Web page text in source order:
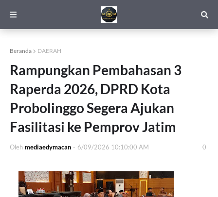
Beranda DAERAH
Rampungkan Pembahasan 3
Raperda 2026, DPRD Kota
Probolinggo Segera Ajukan
Fasilitasi ke Pemprov Jatim
Oleh mediaedymacan - 6/09/2026 10:10:00 AM 0